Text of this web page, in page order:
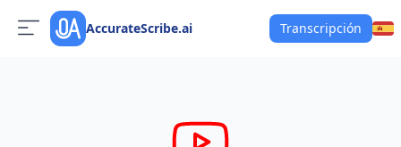
AccurateScribe.ai Transcripción